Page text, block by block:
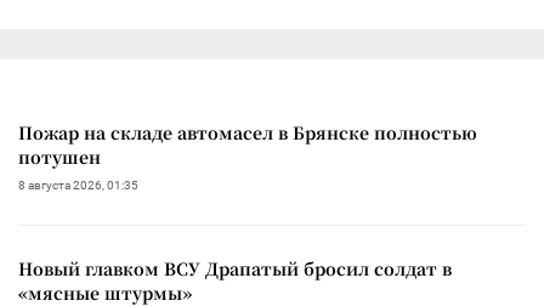
Пожар на складе автомасел в Брянске полностью
потушен
8 августа 2026, 01:35
Новый главком ВСУ Драпатый бросил солдат в
«мясные штурмы»